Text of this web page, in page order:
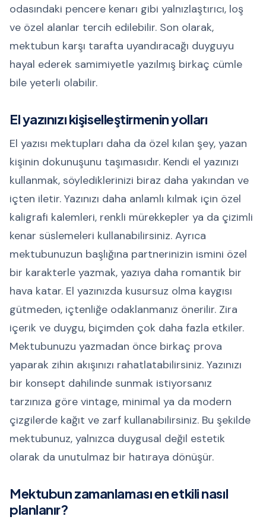
odasındaki pencere kenarı gibi yalnızlaştırıcı, loş
ve özel alanlar tercih edilebilir. Son olarak,
mektubun karşı tarafta uyandıracağı duyguyu
hayal ederek samimiyetle yazılmış birkaç cümle
bile yeterli olabilir.
El yazınızı kişiselleştirmenin yolları
El yazısı mektupları daha da özel kılan şey, yazan
kişinin dokunuşunu taşımasıdır. Kendi el yazınızı
kullanmak, söylediklerinizi biraz daha yakından ve
içten iletir. Yazınızı daha anlamlı kılmak için özel
kaligrafi kalemleri, renkli mürekkepler ya da çizimli
kenar süslemeleri kullanabilirsiniz. Ayrıca
mektubunuzun başlığına partnerinizin ismini özel
bir karakterle yazmak, yazıya daha romantik bir
hava katar. El yazınızda kusursuz olma kaygısı
gütmeden, içtenliğe odaklanmanız önerilir. Zira
içerik ve duygu, biçimden çok daha fazla etkiler.
Mektubunuzu yazmadan önce birkaç prova
yaparak zihin akışınızı rahatlatabilirsiniz. Yazınızı
bir konsept dahilinde sunmak istiyorsanız
tarzınıza göre vintage, minimal ya da modern
çizgilerde kağıt ve zarf kullanabilirsiniz. Bu şekilde
mektubunuz, yalnızca duygusal değil estetik
olarak da unutulmaz bir hatıraya dönüşür.
Mektubun zamanlaması en etkili nasıl
planlanır?